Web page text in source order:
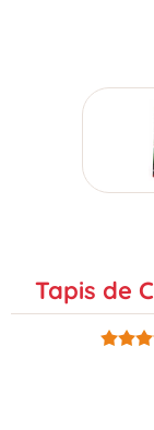
Tapis de